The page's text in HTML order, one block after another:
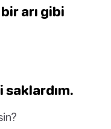
arı gibi
saklardım.